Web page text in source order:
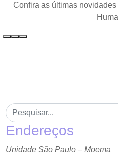
Confira as últimas
Endereços
Unidade São Paulo – Moema